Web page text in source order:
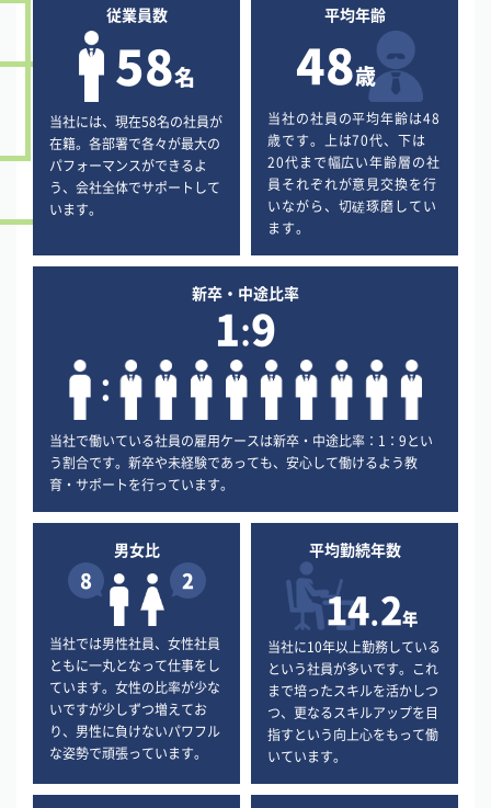
従業員数
58名
当社には、現在58名の社員が
在籍。各部署で各々が最大の
パフォーマンスができるよ
う、会社全体でサポートして
います。
新卒・中途比率
1:9
当社で働いている社員の雇用ケースは新卒・中途比率：1：9とい
う割合です。新卒や未経験であっても、安心して働けるよう教
育・サポートを行っています。
平均年齢
48歳
当社の社員の平均年齢は48
歳です。上は70代、下は
20代まで幅広い年齢層の社
員それぞれが意見交換を行
いながら、切磋琢磨してい
ます。
男女比
8 2
当社では男性社員、女性社員
ともに一丸となって仕事をし
ています。女性の比率が少な
いですが少しずつ増えてお
り、男性に負けないパワフル
な姿勢で頑張っています。
平均勤続年数
14.2年
当社に10年以上勤務している
という社員が多いです。これ
まで培ったスキルを活かしつ
つ、更なるスキルアップを目
指すという向上心をもって働
いています。